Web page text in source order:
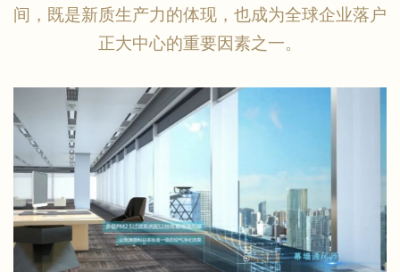
间，既是新质生产力的体现，也成为全球企业落户
正大中心的重要因素之一。